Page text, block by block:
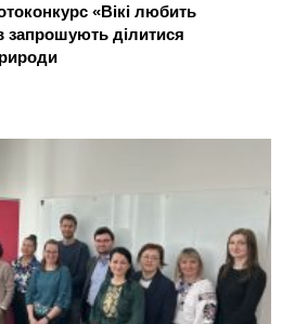
«Вікі любить
запрошують ділитися